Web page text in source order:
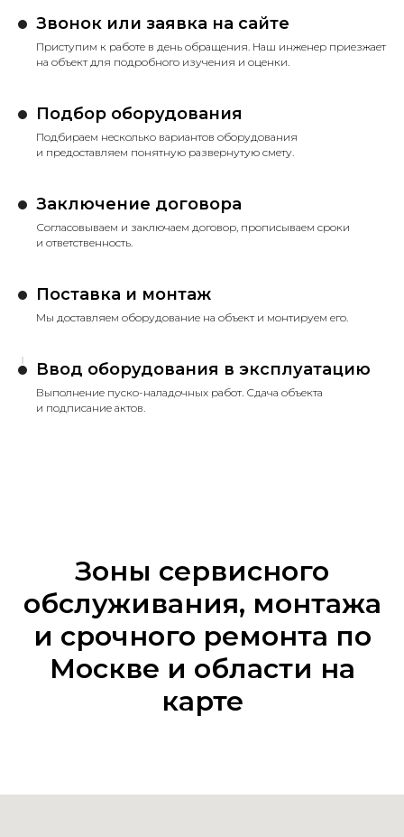
Звонок или заявка на сайте
Приступим к работе в день обращения. Наш инженер приезжает
на объект для подробного изучения и оценки.
Подбор оборудования
Подбираем несколько вариантов оборудования
и предоставляем понятную развернутую смету.
Заключение договора
Согласовываем и заключаем договор, прописываем сроки
и ответственность.
Поставка и монтаж
Мы доставляем оборудование на объект и монтируем его.
Ввод оборудования в эксплуатацию
Выполнение пуско-наладочных работ. Сдача объекта
и подписание актов.
Зоны сервисного
обслуживания, монтажа
и срочного ремонта по
Москве и области на
карте